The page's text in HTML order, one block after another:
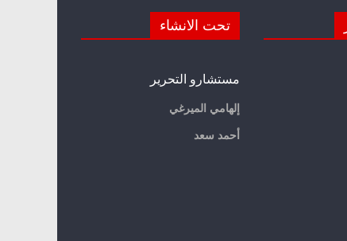
تحت الانشاء
مستشارو التحرير
إلهامي الميرغي
أحمد سعد